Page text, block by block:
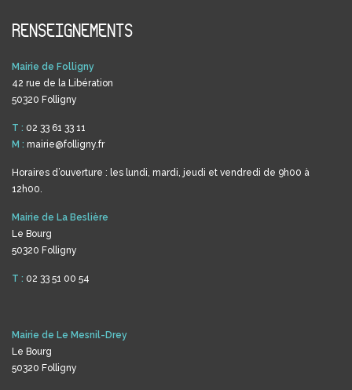
RENSEIGNEMENTS
Mairie de Folligny
42 rue de la Libération
50320 Folligny
T : 02 33 61 33 11
M : mairie@folligny.fr
Horaires d’ouverture : les lundi, mardi, jeudi et vendredi de 9h00 à
12h00.
Mairie de La Beslière
Le Bourg
50320 Folligny
T : 02 33 51 00 54
Mairie de Le Mesnil-Drey
Le Bourg
50320 Folligny